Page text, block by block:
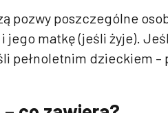
pozwy poszczególne
jego matkę (jeśli żyje).
pełnoletnim dzieckiem –